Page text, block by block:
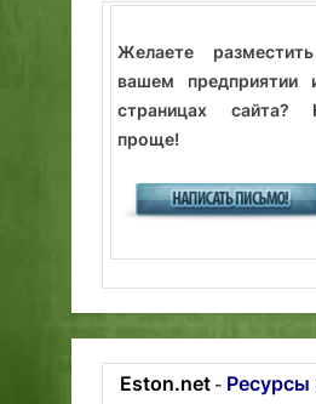
Желаете
вашем предприятии
страницах сайта?
проще!
Eston.net- Ресурсы